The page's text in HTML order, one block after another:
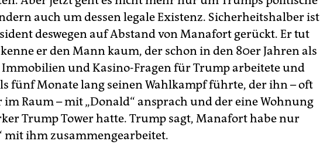
auch um dessen legale Existenz. Sicherheitshalber ist
deswegen auf Abstand von Manafort gerückt. Er tut
er den Mann kaum, der schon in den 80er Jahren als
und Kasino-Fragen für Trump arbeitete und
fünf Monate lang seinen Wahlkampf führte, der ihn – oft
im Raum – mit „Donald“ ansprach und der eine Wohnung
Trump Tower hatte. Trump sagt, Manafort habe nur
mit ihm zusammengearbeitet.